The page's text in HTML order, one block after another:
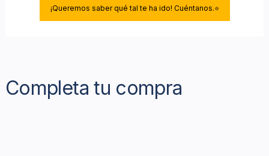
¡Queremos saber qué tal te ha ido! Cuéntanos.⭐
Completa tu compra